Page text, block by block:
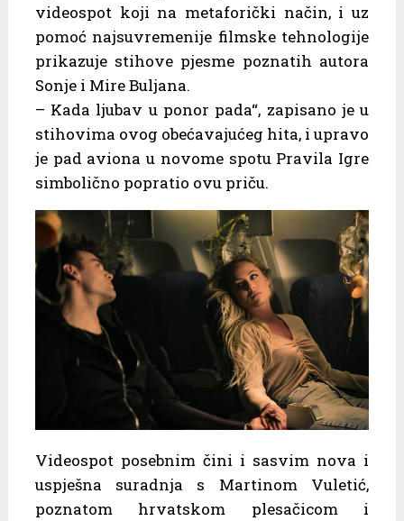
videospot koji na metaforički način, i uz
pomoć najsuvremenije filmske tehnologije
prikazuje stihove pjesme poznatih autora
Sonje i Mire Buljana.
– Kada ljubav u ponor pada“, zapisano je u
stihovima ovog obećavajućeg hita, i upravo
je pad aviona u novome spotu Pravila Igre
simbolično popratio ovu priču.
Videospot posebnim čini i sasvim nova i
uspješna suradnja s Martinom Vuletić,
poznatom hrvatskom plesačicom i